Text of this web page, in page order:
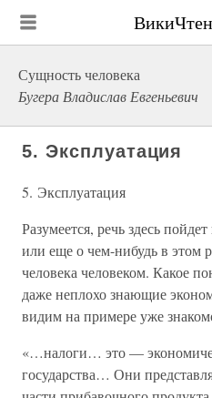
Сущность человека
Бугера Владислав Евгеньевич
5. Эксплуатация
5. Эксплуатация
Разумеется, речь здесь
или еще о чем-нибудь в этом
человека человеком. Какое
даже неплохо знающие
видим на примере уже
«…налоги… это —
государства… Они